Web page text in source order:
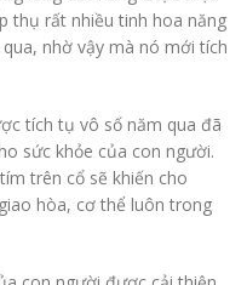
thụ rất nhiều tinh hoa năng
nhờ vậy mà nó mới tích
tích tụ vô số năm qua đã
sức khỏe của con người.
trên cổ sẽ khiến cho
hòa, cơ thể luôn trong